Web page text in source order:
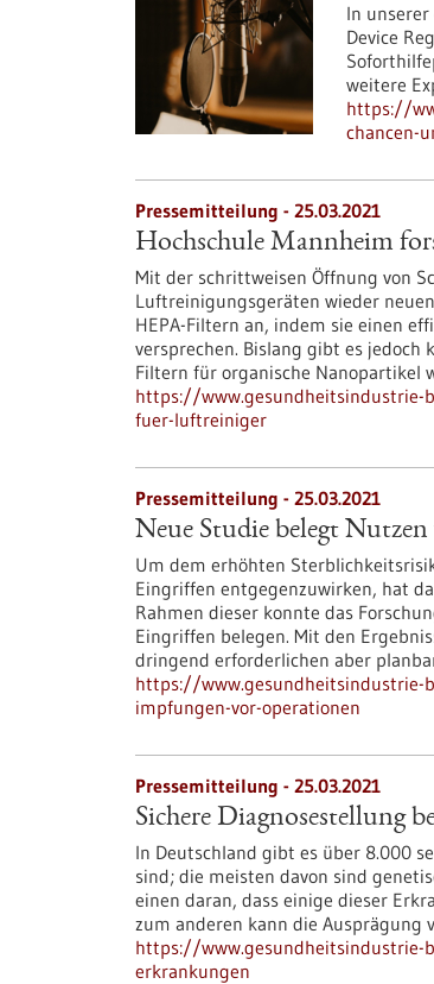
In
Device
weitere
https://
chancen-
Pressemitteilung - 25.03.2021
Hochschule Mannheim
Mit der schrittweisen Öffnung von
Luftreinigungsgeräten wieder
HEPA-Filtern an, indem sie einen
versprechen. Bislang gibt es
Filtern für organische Nanopartikel
https://www.gesundheitsindustrie-
fuer-luftreiniger
Pressemitteilung - 25.03.2021
Neue Studie belegt
Um dem erhöhten
Eingriffen entgegenzuwirken, hat
Rahmen dieser konnte das
Eingriffen belegen. Mit den
dringend erforderlichen aber
https://www.gesundheitsindustrie-
impfungen-vor-operationen
Pressemitteilung - 25.03.2021
Sichere Diagnosestellung
In Deutschland gibt es über 8.000
sind; die meisten davon sind
einen daran, dass einige dieser
zum anderen kann die Ausprägung
https://www.gesundheitsindustrie-
erkrankungen